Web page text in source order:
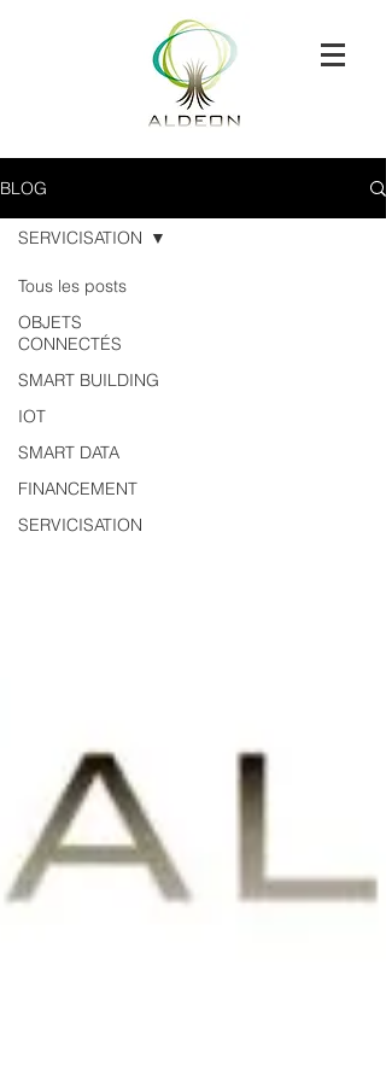
BLOG
Tous les posts
OBJETS
CONNECTÉS
SMART BUILDING
IOT
SMART DATA
FINANCEMENT
SERVICISATION
SERVICISATION